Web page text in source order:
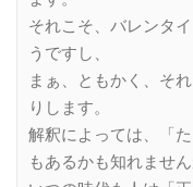
それこそ、バレンタ
うですし、
まぁ、ともかく、そ
りします。
解釈によっては、「
もあるかも知れません